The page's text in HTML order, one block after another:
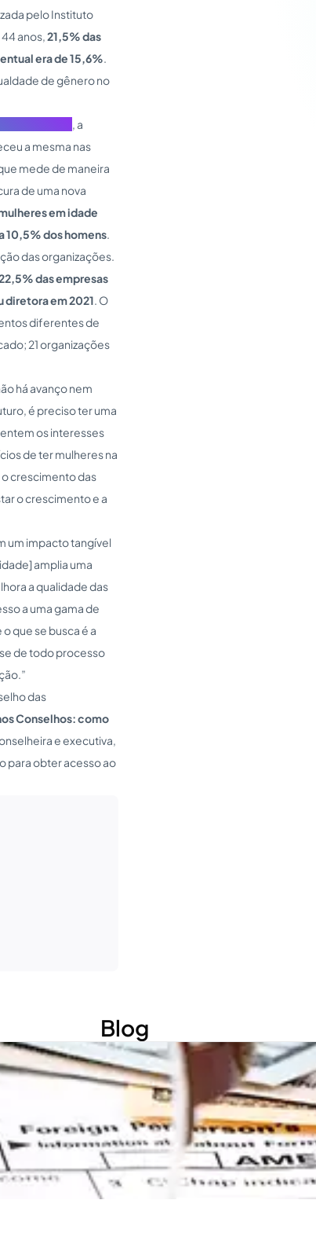
pelo Instituto
anos,21,5% das
era de 15,6%.
de gênero no
, a
a mesma nas
mede de maneira
de uma nova
em idade
10,5% dos homens.
das organizações.
das empresas
diretora em 2021. O
diferentes de
21 organizações
há avanço nem
é preciso ter uma
os interesses
de ter mulheres na
crescimento das
o crescimento e a
um impacto tangível
amplia uma
a qualidade das
a uma gama de
que se busca é a
de todo processo
das
Conselhos: como
e executiva,
para obter acesso ao
Blog